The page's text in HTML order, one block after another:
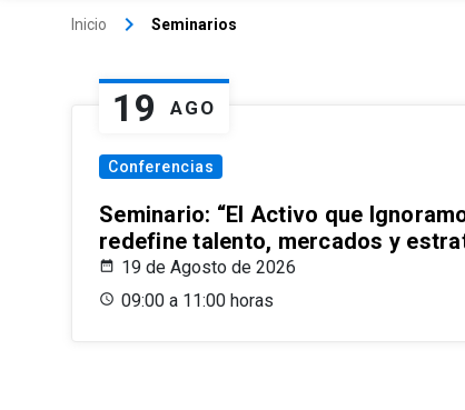
Inicio keyboard_arrow_right Seminarios
19 AGO
Conferencias
Seminario: “El Activo que
redefine talento, mercados y
19 de Agosto de 2026
09:00 a 11:00 horas